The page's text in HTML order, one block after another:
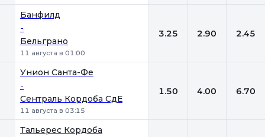
Банфилд
-
Бельграно
11 августа в 01:00
3.25 2.90 2.45
Унион Санта-Фе
-
Сентраль Кордоба СдЕ
11 августа в 03:15
1.50 4.00 6.70
Тальерес Кордоба